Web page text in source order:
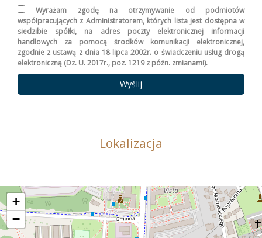
Wyrażam zgodę na otrzymywanie od podmiotów
współpracujących z Administratorem, których lista jest dostępna w
siedzibie spółki, na adres poczty elektronicznej informacji
handlowych za pomocą środków komunikacji elektronicznej,
zgodnie z ustawą z dnia 18 lipca 2002r. o świadczeniu usług drogą
elektroniczną (Dz. U. 2017r., poz. 1219 z późn. zmianami).
Lokalizacja
+
−